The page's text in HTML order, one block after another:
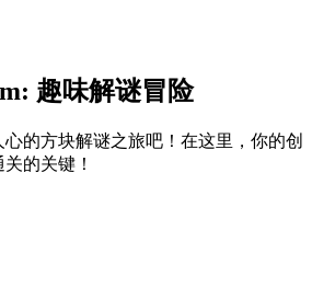
趣味解谜冒险
的方块解谜之旅吧！在这里，你的创
的关键！